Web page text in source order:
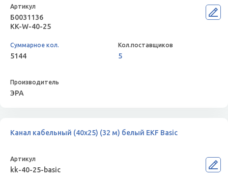
Б0031136
KK-W-40-25
5144 5
ЭРА
Канал кабельный (40х25) (32 м) белый EKF Basic
kk-40-25-basic